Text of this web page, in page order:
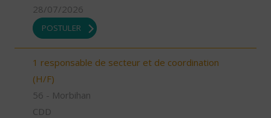
28/07/2026
POSTULER
1 responsable de secteur et de coordination
(H/F)
56 - Morbihan
CDD